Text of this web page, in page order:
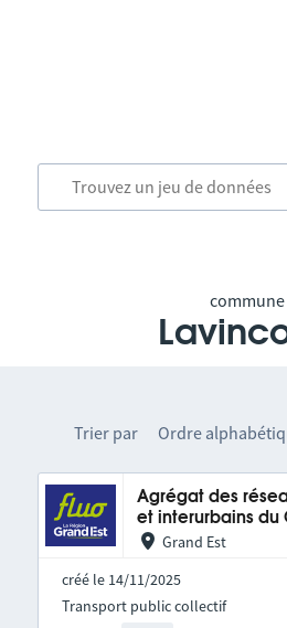
commune
Trier par Ordre
Agrégat des
et interurbains du
Grand Est
créé le 14/11/2025
Transport public collectif